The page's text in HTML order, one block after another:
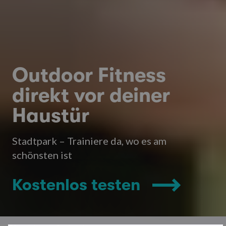
Outdoor Fitness
direkt vor deiner
Haustür
Stadtpark – Trainiere da, wo es am
schönsten ist
Kostenlos testen